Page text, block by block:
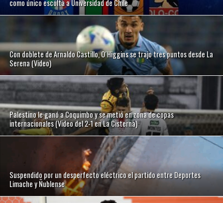
como único escolta a Universidad de Chile
Con doblete de Arnaldo Castillo, O´Higgins se trajo tres puntos desde La
Serena (Video)
Palestino le ganó a Coquimbo y se metió en zona de copas
internacionales (Video del 2-1 en La Cisterna)
Suspendido por un desperfecto eléctrico el partido entre Deportes
Limache y Ñublense